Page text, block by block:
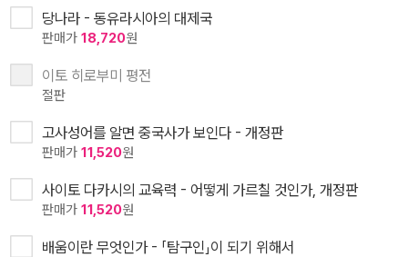
당나라 - 동유라시아의 대제국
판매가 18,720원
이토 히로부미 평전
절판
고사성어를 알면 중국사가 보인다 - 개정판
판매가 11,520원
사이토 다카시의 교육력 - 어떻게 가르칠 것인가, 개정판
판매가 11,520원
배움이란 무엇인가 - 「탐구인」이 되기 위해서